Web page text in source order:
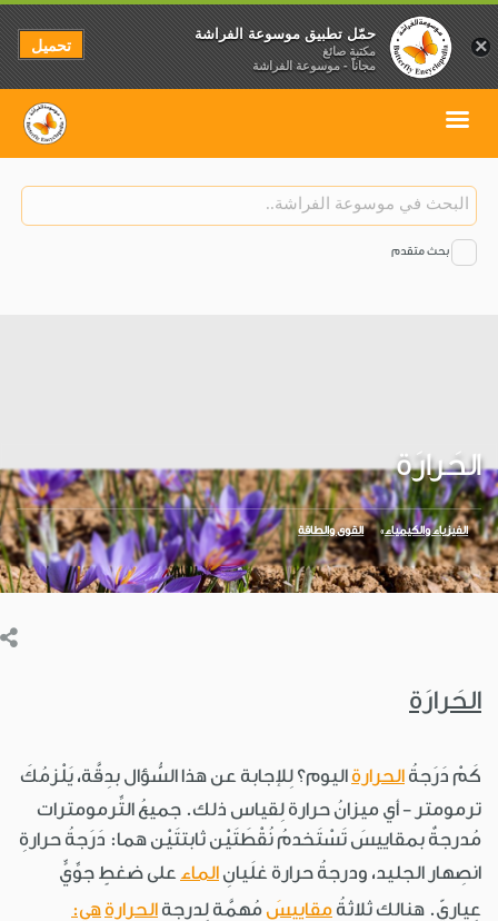
بحث متقدم
الحَرارَة
الفيزياء والكيمياء القوى والطاقة
الحَرارَة
كَمْ دَرَجةُ الحرارة اليوم؟ لِلإجابة عن هذا السُّؤال بدِقَّة، يَلْزمُكَ
ترمومتر - أي ميزانُ حرارة لِقياس ذلك. جميعُ التِّرمومترات
مُدرجةٌ بمقاييسَ تَسْتَخدمُ نُقْطَتَيْن ثابتتَيْن هما: دَرَجةُ حرارةِ
انصِهار الجليد، ودرجةُ حرارة غلَيانِ الماء على ضغطٍ جوِّيٍّ
عِياريّ. هنالك ثلاثةُ مقاييسَمُهمَّة لِدرجة الحرارة هي:
×
حمّل تطبيق موسوعة الفراشة
مكتبة صائغ
مجاناً - موسوعة الفراشة
تحميل